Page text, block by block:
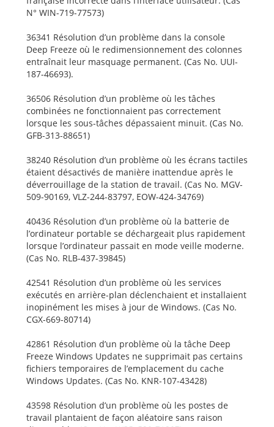
N° WIN-719-77573)
36341 Résolution d’un problème dans la console
Deep Freeze où le redimensionnement des colonnes
entraînait leur masquage permanent. (Cas No. UUI-
187-46693).
36506 Résolution d’un problème où les tâches
combinées ne fonctionnaient pas correctement
lorsque les sous-tâches dépassaient minuit. (Cas No.
GFB-313-88651)
38240 Résolution d’un problème où les écrans tactiles
étaient désactivés de manière inattendue après le
déverrouillage de la station de travail. (Cas No. MGV-
509-90169, VLZ-244-83797, EOW-424-34769)
40436 Résolution d’un problème où la batterie de
l’ordinateur portable se déchargeait plus rapidement
lorsque l’ordinateur passait en mode veille moderne.
(Cas No. RLB-437-39845)
42541 Résolution d’un problème où les services
exécutés en arrière-plan déclenchaient et installaient
inopinément les mises à jour de Windows. (Cas No.
CGX-669-80714)
42861 Résolution d’un problème où la tâche Deep
Freeze Windows Updates ne supprimait pas certains
fichiers temporaires de l’emplacement du cache
Windows Updates. (Cas No. KNR-107-43428)
43598 Résolution d’un problème où les postes de
travail plantaient de façon aléatoire sans raison